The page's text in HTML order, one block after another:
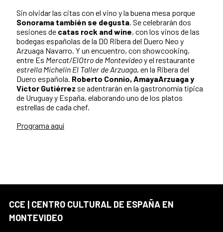
Sin olvidar las citas con el vino y la buena mesa porque
Sonorama también se degusta. Se celebrarán dos
sesiones de catas rock and wine, con los vinos de las
bodegas españolas de la DO Ribera del Duero Neo y
Arzuaga Navarro. Y un encuentro, con showcooking,
entre Es Mercat/ElOtro de Montevideoy el restaurante
estrella Michelin El Taller de Arzuaga, en la Ribera del
Duero española. Roberto Connio, AmayaArzuaga y
Víctor Gutiérrez se adentrarán en la gastronomía típica
de Uruguay y España, elaborando uno de los platos
estrellas de cada chef.
Programa aquí
CCE | CENTRO CULTURAL DE ESPAÑA EN
MONTEVIDEO